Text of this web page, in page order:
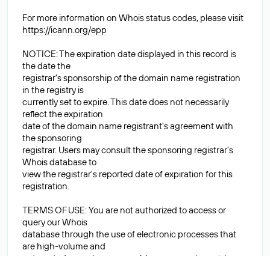
For more information on Whois status codes, please visit
https://icann.org/epp
NOTICE: The expiration date displayed in this record is
the date the
registrar's sponsorship of the domain name registration
in the registry is
currently set to expire. This date does not necessarily
reflect the expiration
date of the domain name registrant's agreement with
the sponsoring
registrar. Users may consult the sponsoring registrar's
Whois database to
view the registrar's reported date of expiration for this
registration.
TERMS OF USE: You are not authorized to access or
query our Whois
database through the use of electronic processes that
are high-volume and